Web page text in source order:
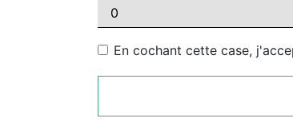
En cochant cette case,